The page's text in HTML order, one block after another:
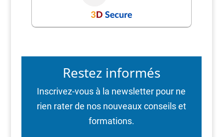
Restez informés
Inscrivez-vous à la newsletter pour ne
rien rater de nos nouveaux conseils et
formations.